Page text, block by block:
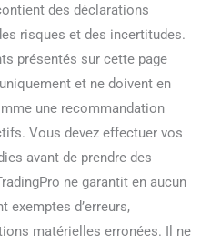
des déclarations
risques et des incertitudes.
présentés sur cette page
et ne doivent en
une recommandation
Vous devez effectuer vos
avant de prendre des
ne garantit en aucun
d’erreurs,
matérielles erronées. Il ne